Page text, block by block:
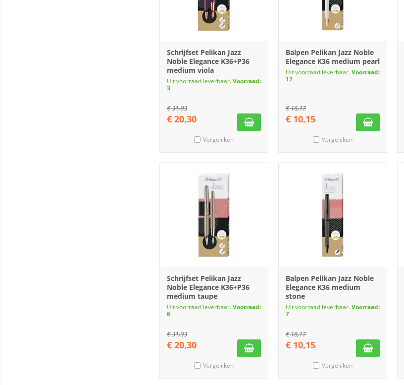
Schrijfset Pelikan Jazz
Noble Elegance K36+P36
medium viola
Uit voorraad leverbaar.Voorraad:
3
€31,03
€ 20,30
Vergelijken
Balpen Pelikan Jazz Noble
Elegance K36 medium pearl
Uit voorraad leverbaar.Voorraad:
17
€16,17
€ 10,15
Vergelijken
Schrijfset Pelikan Jazz
Noble Elegance K36+P36
medium taupe
Uit voorraad leverbaar.Voorraad:
6
€31,03
€ 20,30
Vergelijken
Balpen Pelikan Jazz Noble
Elegance K36 medium
stone
Uit voorraad leverbaar.Voorraad:
7
€16,17
€ 10,15
Vergelijken